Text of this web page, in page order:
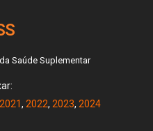
Saúde Suplementar
2021, 2022, 2023, 2024